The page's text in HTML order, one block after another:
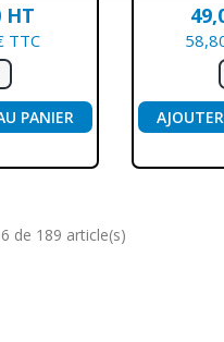
HT
TTC
PANIER
de 189 article(s)